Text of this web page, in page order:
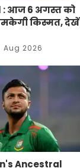
: आज 6 अगस्त को
किस्मत, देखें
Aug 2026
Ancestral